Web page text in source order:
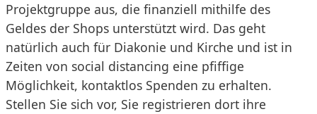
Projektgruppe aus, die finanziell mithilfe des
Geldes der Shops unterstützt wird. Das geht
natürlich auch für Diakonie und Kirche und ist in
Zeiten von social distancing eine pfiffige
Möglichkeit, kontaktlos Spenden zu erhalten.
Stellen Sie sich vor, Sie registrieren dort ihre